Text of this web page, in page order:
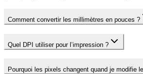
Comment convertir les millimètres en pouces ?
Quel DPI utiliser pour l’impression ?
Pourquoi les pixels changent quand je modifie